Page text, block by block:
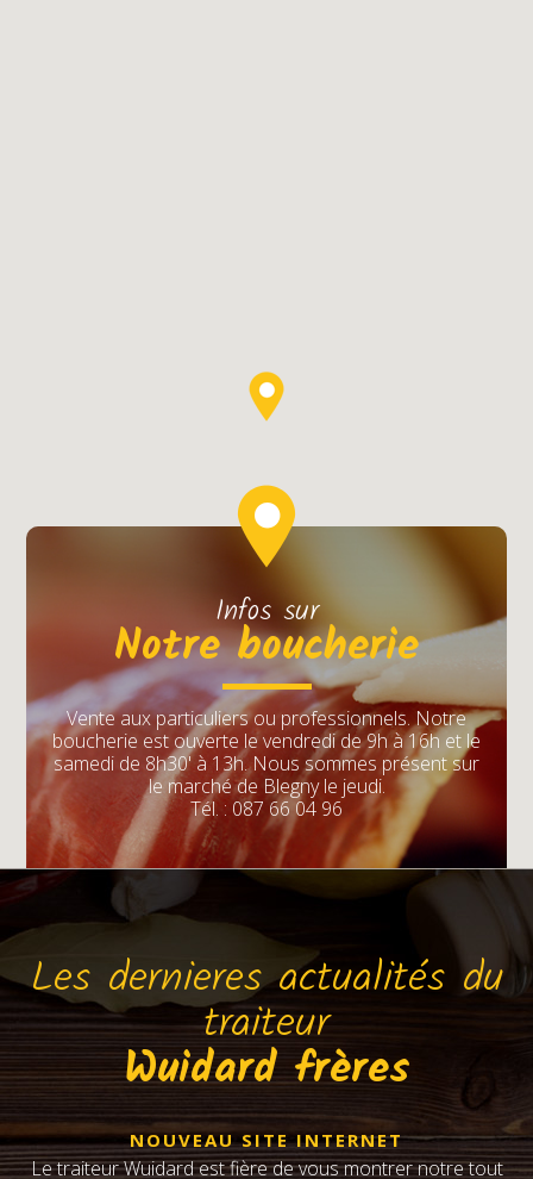
Infos sur
Notre boucherie
Vente aux particuliers ou professionnels. Notre
boucherie est ouverte le vendredi de 9h à 16h et le
samedi de 8h30' à 13h. Nous sommes présent sur
le marché de Blegny le jeudi.
Tél. : 087 66 04 96
Les dernieres actualités du
traiteur
Wuidard frères
NOUVEAU SITE INTERNET
Le traiteur Wuidard est fière de vous montrer notre tout